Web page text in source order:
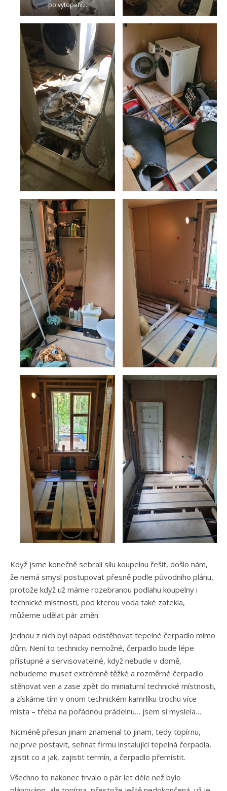
po vytopení…
Když jsme konečně sebrali sílu koupelnu řešit, došlo nám,
že nemá smysl postupovat přesně podle původního plánu,
protože když už máme rozebranou podlahu koupelny i
technické místnosti, pod kterou voda také zatekla,
můžeme udělat pár změn.
Jednou z nich byl nápad odstěhovat tepelné čerpadlo mimo
dům. Není to technicky nemožné, čerpadlo bude lépe
přístupné a servisovatelné, když nebude v domě,
nebudeme muset extrémně těžké a rozměrné čerpadlo
stěhovat ven a zase zpět do miniaturní technické místnosti,
a získáme tím v onom technickém kamrlíku trochu více
místa – třeba na pořádnou prádelnu… jsem si myslela…
Nicméně přesun jinam znamenal to jinam, tedy topírnu,
nejprve postavit, sehnat firmu instalující tepelná čerpadla,
zjistit co a jak, zajistit termín, a čerpadlo přemístit.
Všechno to nakonec trvalo o pár let déle než bylo